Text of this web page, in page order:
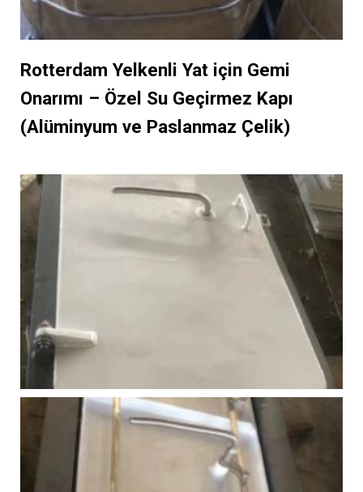
Rotterdam Yelkenli Yat için Gemi
Onarımı – Özel Su Geçirmez Kapı
(Alüminyum ve Paslanmaz Çelik)